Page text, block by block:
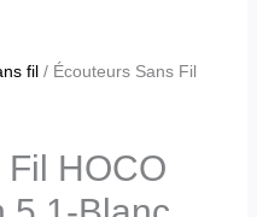
fil/ Écouteurs Sans Fil
HOCO